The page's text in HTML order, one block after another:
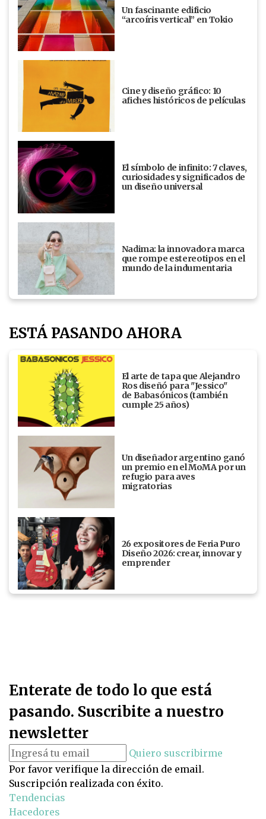
Un fascinante edificio
“arcoíris vertical” en Tokio
Cine y diseño gráfico: 10
afiches históricos de películas
El símbolo de infinito: 7 claves,
curiosidades y significados de
un diseño universal
Nadima: la innovadora marca
que rompe estereotipos en el
mundo de la indumentaria
ESTÁ PASANDO AHORA
El arte de tapa que Alejandro
Ros diseñó para "Jessico"
de Babasónicos (también
cumple 25 años)
Un diseñador argentino ganó
un premio en el MoMA por un
refugio para aves
migratorias
26 expositores de Feria Puro
Diseño 2026: crear, innovar y
emprender
Enterate de todo lo que está
pasando. Suscribite a nuestro
newsletter
Quiero suscribirme
Por favor verifique la dirección de email.
Suscripción realizada con éxito.
Tendencias
Hacedores